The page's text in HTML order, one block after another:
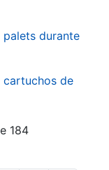
palets durante
cartuchos de
184